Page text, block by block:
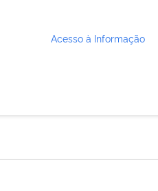
Acesso à Informação